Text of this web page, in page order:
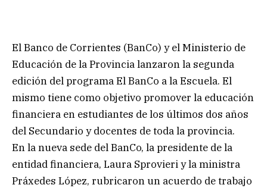
El Banco de Corrientes (BanCo) y el Ministerio de
Educación de la Provincia lanzaron la segunda
edición del programa El BanCo a la Escuela. El
mismo tiene como objetivo promover la educación
financiera en estudiantes de los últimos dos años
del Secundario y docentes de toda la provincia.
En la nueva sede del BanCo, la presidente de la
entidad financiera, Laura Sprovieri y la ministra
Práxedes López, rubricaron un acuerdo de trabajo